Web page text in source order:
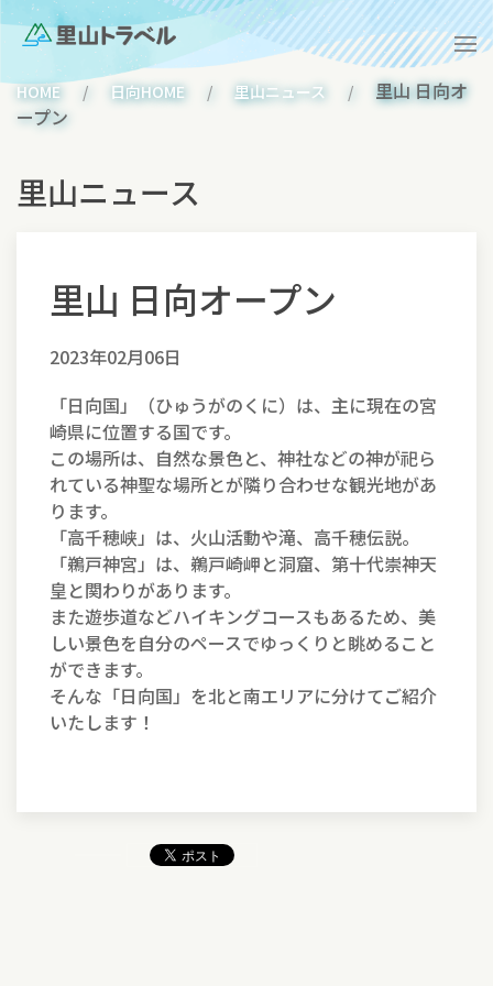
HOME 日向HOME 里山ニュース
里山 日向オ
ープン
里山ニュース
里山 日向オープン
2023年02月06日
「日向国」（ひゅうがのくに）は、主に現在の宮
崎県に位置する国です。
この場所は、自然な景色と、神社などの神が祀ら
れている神聖な場所とが隣り合わせな観光地があ
ります。
「高千穂峡」は、火山活動や滝、高千穂伝説。
「鵜戸神宮」は、鵜戸崎岬と洞窟、第十代崇神天
皇と関わりがあります。
また遊歩道などハイキングコースもあるため、美
しい景色を自分のペースでゆっくりと眺めること
ができます。
そんな「日向国」を北と南エリアに分けてご紹介
いたします！